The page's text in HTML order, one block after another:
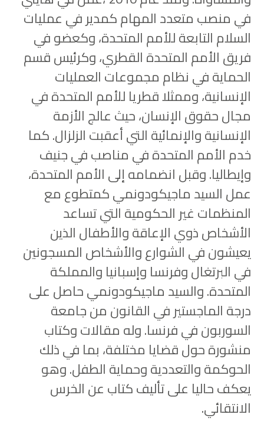
في منصب متعدد المهام كمدير في عمليات
السلام التابعة للأمم المتحدة، وكعضو في
فريق الأمم المتحدة القطري، وكرئيس قسم
الحماية في نظام مجموعات العمليات
الإنسانية، وممثلا قطريا للأمم المتحدة في
مجال حقوق الإنسان، حيث عالج الأزمة
الإنسانية والإنمائية التي أعقبت الزلزال. كما
خدم الأمم المتحدة في مناصب في جنيف
وإيطاليا. وقبل انضمامه إلى الأمم المتحدة،
عمل السيد ماجيكودونمي كمتطوع مع
المنظمات غير الحكومية التي تساعد
الأشخاص ذوي الإعاقة والأطفال الذين
يعيشون في الشوارع والأشخاص المسجونين
في البرتغال وفرنسا وإسبانيا والمملكة
المتحدة. والسيد ماجيكودونمي حاصل على
درجة الماجستير في القانون من جامعة
السوربون في فرنسا. وله مقالات وكتاب
منشورة حول قضايا مختلفة، بما في ذلك
الحوكمة والتعددية وحماية الطفل. وهو
يعكف حاليا على تأليف كتاب عن الخرس
الانتقائي.